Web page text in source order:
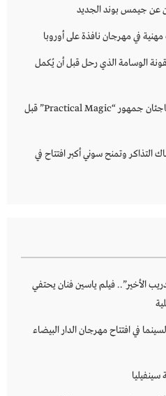
عن جيمس بوند الجديد
الوسامة الذي رحل قبل أن يُكمل
ساندرا بولوك ونيكول كيدمان تفاجئان جمهور “Practical Magic” قبل
وتمنح سوني أكبر افتتاح في
الأخير”.. فيلم ياسين فنان يحتفي
في افتتاح مهرجان الدار البيضاء